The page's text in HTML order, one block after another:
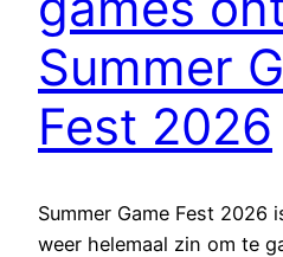
Summer
Fest 2026
Summer Game Fest 2026
weer helemaal zin om te